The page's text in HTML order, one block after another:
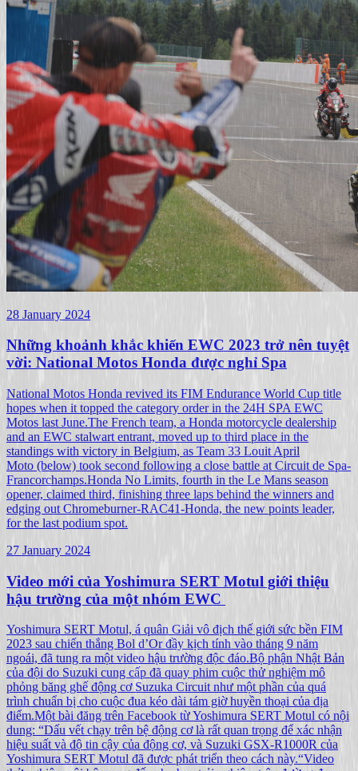
28 January 2024
Những khoảnh khắc khiến EWC 2023 trở nên tuyệt
vời: National Motos Honda được nghỉ Spa
National Motos Honda revived its FIM Endurance World Cup title
hopes when it topped the category order in the 24H SPA EWC
Motos last June.The French team, a Honda motorcycle dealership
and an EWC stalwart entrant, moved up to third place in the
standings with victory in Belgium, as Team 33 Louit April
Moto (below) took second following a close battle at Circuit de Spa-
Francorchamps.Honda No Limits, fourth in the Le Mans season
opener, claimed third, finishing three laps behind the winners and
edging out Chromeburner-RAC41-Honda, the new points leader,
for the last podium spot.
27 January 2024
Video mới của Yoshimura SERT Motul giới thiệu
hậu trường của một nhóm EWC ​
Yoshimura SERT Motul, á quân Giải vô địch thế giới sức bền FIM
2023 sau chiến thắng Bol d’Or đầy kịch tính vào tháng 9 năm
ngoái, đã tung ra một video hậu trường độc đáo.Bộ phận Nhật Bản
của đội do Suzuki cung cấp đã quay phim cuộc thử nghiệm mô
phỏng băng ghế động cơ Suzuka Circuit như một phần của quá
trình chuẩn bị cho cuộc đua kéo dài tám giờ huyền thoại của địa
điểm.Một bài đăng trên Facebook từ Yoshimura SERT Motul có nội
dung: “Dấu vết chạy trên bệ động cơ là rất quan trọng để xác nhận
hiệu suất và độ tin cậy của động cơ, và Suzuki GSX-R1000R của
Yoshimura SERT Motul đã được phát triển theo cách này.“Video